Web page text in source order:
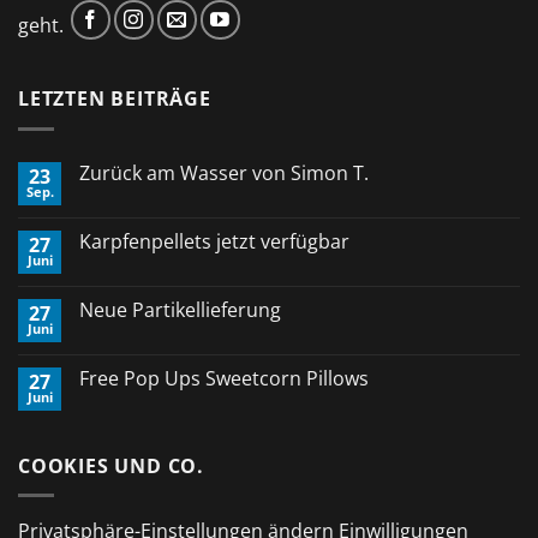
geht.
LETZTEN BEITRÄGE
23
Sep.
Zurück am Wasser von Simon T.
Zurück
Simon
T.
27
Juni
Karpfenpellets jetzt verfügbar
Karpfenpellets
27
Juni
Neue Partikellieferung
Neue
Partikellieferung
27
Juni
Free Pop Ups Sweetcorn Pillows
Pop
COOKIES UND CO.
Privatsphäre-Einstellungen ändern Einwilligungen